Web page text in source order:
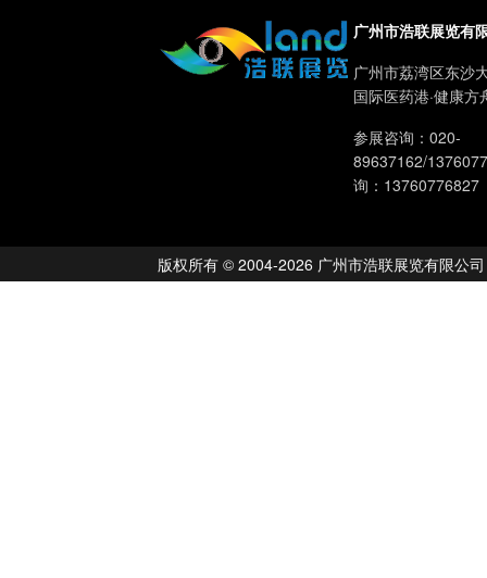
广州市浩联展览有
广州市荔湾区东沙
国际医药港·健康方
参展咨询：020-
89637162/
询：13760776827
版权所有 © 2004-2026 广州市浩联展览有限公